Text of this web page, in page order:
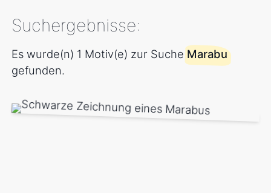
Suchergebnisse:
Es wurde(n) 1 Motiv(e) zur Suche Marabu
gefunden.